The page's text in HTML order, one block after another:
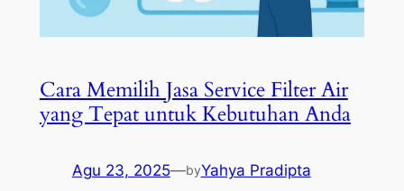
Cara Memilih Jasa Service Filter Air
yang Tepat untuk Kebutuhan Anda
Agu 23, 2025—byYahya Pradipta